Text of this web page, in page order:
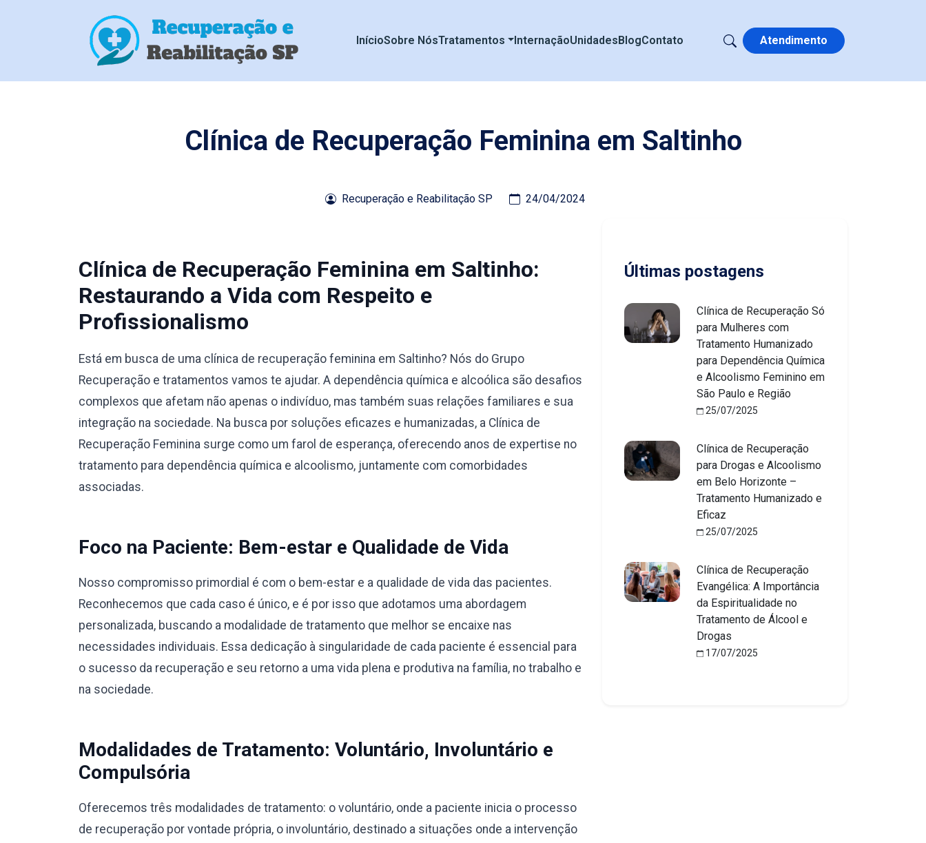
InícioSobre NósTratamentos InternaçãoUnidadesBlogContato Atendimento
Clínica de Recuperação Feminina em Saltinho
Recuperação e Reabilitação SP 24/04/2024
Clínica de Recuperação Feminina em Saltinho:
Restaurando a Vida com Respeito e
Profissionalismo
Está em busca de uma clínica de recuperação feminina em Saltinho? Nós do Grupo
Recuperação e tratamentos vamos te ajudar. A dependência química e alcoólica são desafios
complexos que afetam não apenas o indivíduo, mas também suas relações familiares e sua
integração na sociedade. Na busca por soluções eficazes e humanizadas, a Clínica de
Recuperação Feminina surge como um farol de esperança, oferecendo anos de expertise no
tratamento para dependência química e alcoolismo, juntamente com comorbidades
associadas.
Foco na Paciente: Bem-estar e Qualidade de Vida
Nosso compromisso primordial é com o bem-estar e a qualidade de vida das pacientes.
Reconhecemos que cada caso é único, e é por isso que adotamos uma abordagem
personalizada, buscando a modalidade de tratamento que melhor se encaixe nas
necessidades individuais. Essa dedicação à singularidade de cada paciente é essencial para
o sucesso da recuperação e seu retorno a uma vida plena e produtiva na família, no trabalho e
na sociedade.
Modalidades de Tratamento: Voluntário, Involuntário e
Compulsória
Oferecemos três modalidades de tratamento: o voluntário, onde a paciente inicia o processo
de recuperação por vontade própria, o involuntário, destinado a situações onde a intervenção
Últimas postagens
Clínica de Recuperação Só
para Mulheres com
Tratamento Humanizado
para Dependência Química
e Alcoolismo Feminino em
São Paulo e Região
25/07/2025
Clínica de Recuperação
para Drogas e Alcoolismo
em Belo Horizonte –
Tratamento Humanizado e
Eficaz
25/07/2025
Clínica de Recuperação
Evangélica: A Importância
da Espiritualidade no
Tratamento de Álcool e
Drogas
17/07/2025